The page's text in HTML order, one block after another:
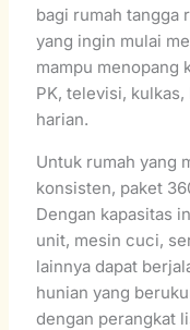
bagi rumah tangga
yang ingin mulai
mampu menopang
PK, televisi,
harian.
Untuk rumah yang
konsisten, paket
Dengan kapasitas
unit, mesin cuci,
lainnya dapat
hunian yang
dengan perangkat